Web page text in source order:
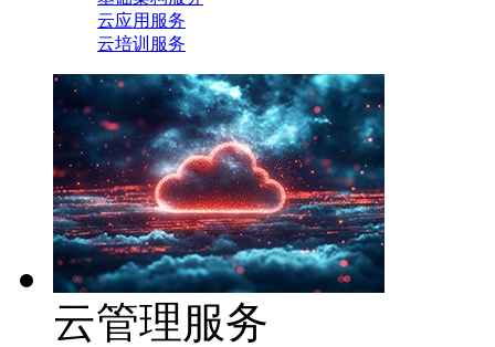
云应用服务
云培训服务
云管理服务